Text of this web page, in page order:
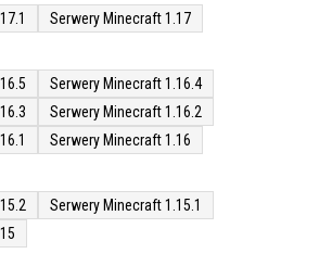
Serwery Minecraft 1.17
Serwery Minecraft 1.16.4
Serwery Minecraft 1.16.2
Serwery Minecraft 1.16
Serwery Minecraft 1.15.1